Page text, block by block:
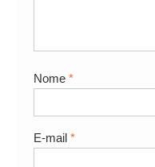
Nome *
E-mail *